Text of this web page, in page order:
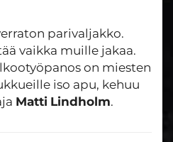
parivaljakko.
vaikka muille jakaa.
on miesten
iso apu, kehuu
Matti Lindholm.